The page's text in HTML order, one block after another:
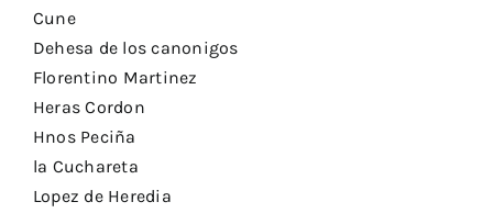
Cune
Dehesa de los canonigos
Florentino Martinez
Heras Cordon
Hnos Peciña
la Cuchareta
Lopez de Heredia